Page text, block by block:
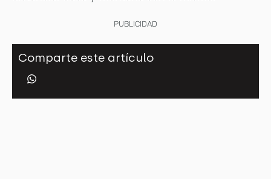
PUBLICIDAD
Comparte este artículo